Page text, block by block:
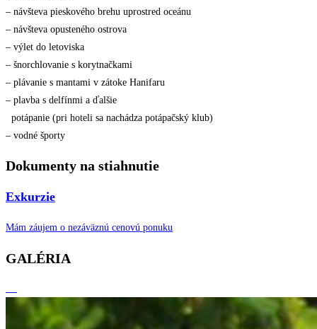
– návšteva pieskového brehu uprostred oceánu
– návšteva opusteného ostrova
– výlet do letoviska
– šnorchlovanie s korytnačkami
– plávanie s mantami v zátoke Hanifaru
– plavba s delfínmi a ďalšie
potápanie (pri hoteli sa nachádza potápačský klub)
– vodné športy
Dokumenty na stiahnutie
Exkurzie
Mám záujem o nezáväznú cenovú ponuku
GALÉRIA